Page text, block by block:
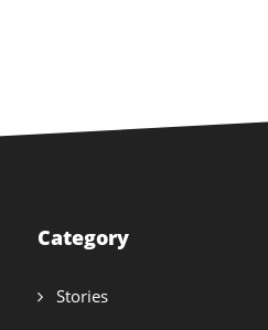
Category
Stories